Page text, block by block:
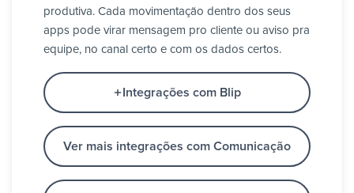
produtiva. Cada movimentação dentro dos seus
apps pode virar mensagem pro cliente ou aviso pra
equipe, no canal certo e com os dados certos.
Integrações com Blip
Ver mais integrações com Comunicação